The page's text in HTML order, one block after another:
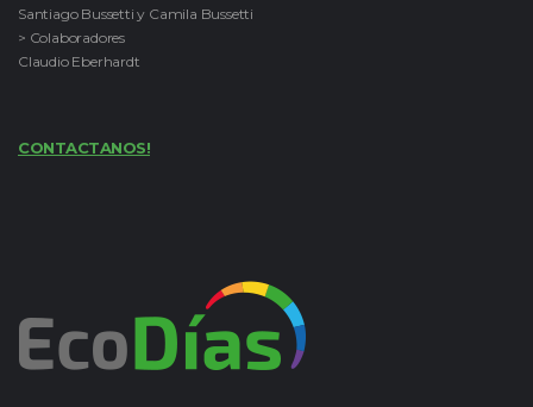
Santiago Bussetti y Camila Bussetti
> Colaboradores
Claudio Eberhardt
CONTACTANOS!